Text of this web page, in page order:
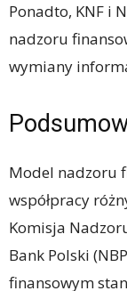
Ponadto, KNF i
nadzoru
wymiany
Model nadzoru
współpracy
Komisja
Bank Polski
finansowym